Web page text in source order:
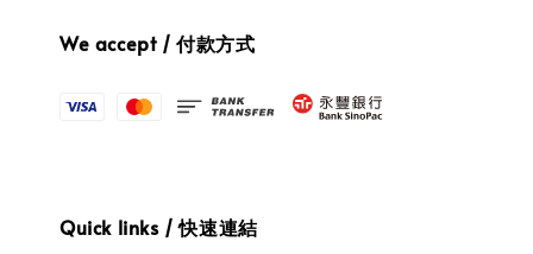
We accept / 付款方式
Quick links / 快速連結